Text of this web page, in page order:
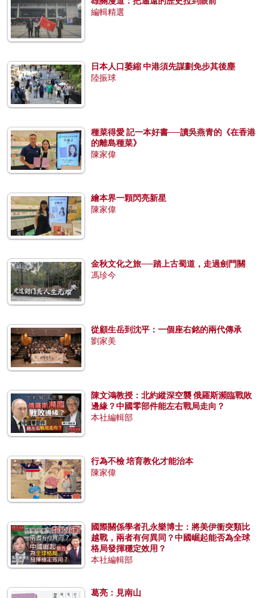
編輯精選
日本人口萎縮 中港須先謀劃免步其後塵
陸振球
種菜得愛 記一本好書──讀吳燕青的《在香港
的離島種菜》
陳家偉
繪本界一顆閃亮新星
陳家偉
金秋文化之旅──踏上古蜀道，走過劍門關
馮珍今
從顧生岳到沈平：一個座右銘的兩代傳承
劉家美
陳文鴻教授：北約縱深空襲 俄羅斯瀕臨戰敗
邊緣？中國零部件能左右戰局走向？
本社編輯部
行為不檢 培育教化才能治本
陳家偉
國際關係學者孔永樂博士：將美伊衝突類比
越戰，兩者有何異同？中國崛起能否為全球
格局發揮穩定效用？
本社編輯部
葛亮：見南山